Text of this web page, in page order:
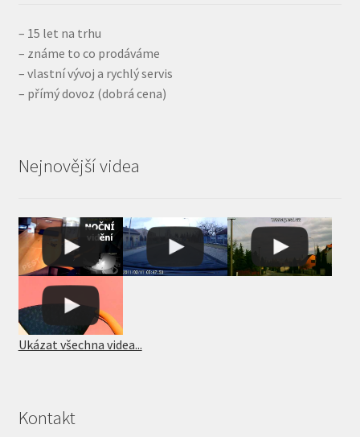
– 15 let na trhu
– známe to co prodáváme
– vlastní vývoj a rychlý servis
– přímý dovoz (dobrá cena)
Nejnovější videa
Ukázat všechna videa...
Kontakt